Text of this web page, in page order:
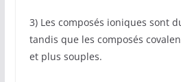
3) Les composés ioniques sont
tandis que les composés
et plus souples.